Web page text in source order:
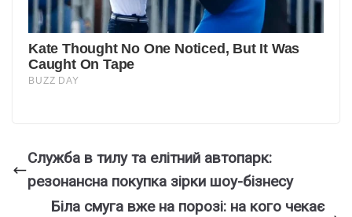
Служба в тилу та елітний автопарк:
резонансна покупка зірки шоу-бізнесу
Біла смуга вже на порозі: на кого чекає